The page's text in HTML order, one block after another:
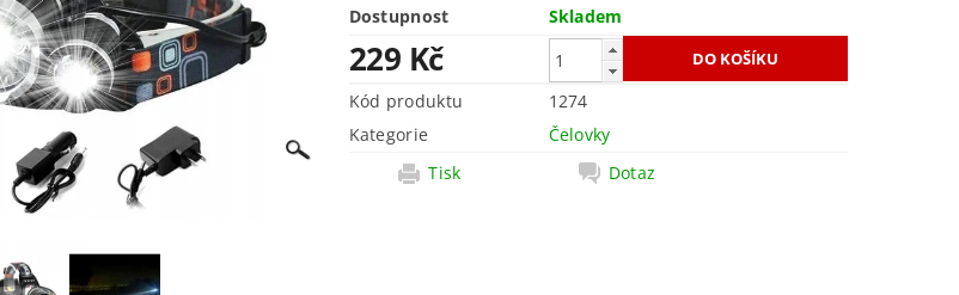
Dostupnost Skladem
229 Kč
Kód produktu
1274
Kategorie
Čelovky
Tisk
Dotaz